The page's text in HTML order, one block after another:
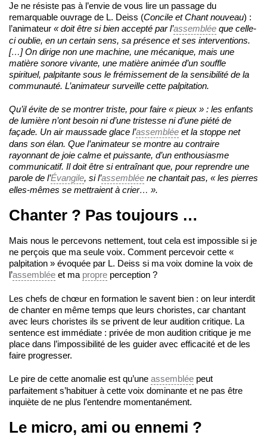
Je ne résiste pas à l’envie de vous lire un passage du
remarquable ouvrage de L. Deiss (Concile et Chant nouveau) :
l’animateur « doit être si bien accepté par l’assemblée que celle-
ci oublie, en un certain sens, sa présence et ses interventions.
[…] On dirige non une machine, une mécanique, mais une
matière sonore vivante, une matière animée d’un souffle
spirituel, palpitante sous le frémissement de la sensibilité de la
communauté. L’animateur surveille cette palpitation.
Qu’il évite de se montrer triste, pour faire « pieux » : les enfants
de lumière n’ont besoin ni d’une tristesse ni d’une piété de
façade. Un air maussade glace l’assemblée et la stoppe net
dans son élan. Que l’animateur se montre au contraire
rayonnant de joie calme et puissante, d’un enthousiasme
communicatif. Il doit être si entraînant que, pour reprendre une
parole de l’Évangile, si l’assemblée ne chantait pas, « les pierres
elles-mêmes se mettraient à crier… ».
Chanter ? Pas toujours …
Mais nous le percevons nettement, tout cela est impossible si je
ne perçois que ma seule voix. Comment percevoir cette «
palpitation » évoquée par L. Deiss si ma voix domine la voix de
l’assemblée et ma propre perception ?
Les chefs de chœur en formation le savent bien : on leur interdit
de chanter en même temps que leurs choristes, car chantant
avec leurs choristes ils se privent de leur audition critique. La
sentence est immédiate : privée de mon audition critique je me
place dans l’impossibilité de les guider avec efficacité et de les
faire progresser.
Le pire de cette anomalie est qu’une assemblée peut
parfaitement s’habituer à cette voix dominante et ne pas être
inquiète de ne plus l’entendre momentanément.
Le micro, ami ou ennemi ?